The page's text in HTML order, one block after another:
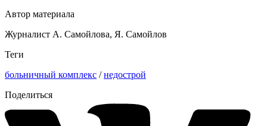
Автор материала
Журналист А. Самойлова, Я. Самойлов
Теги
больничный комплекс /недострой
Поделиться